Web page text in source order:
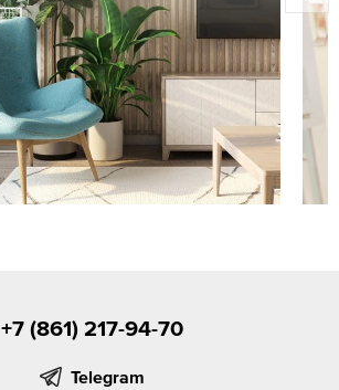
+7 (861) 217-94-70
Telegram